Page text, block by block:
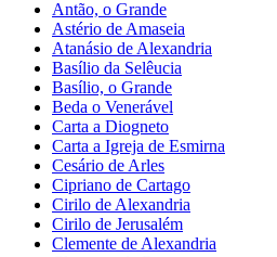
Antão, o Grande
Astério de Amaseia
Atanásio de Alexandria
Basílio da Selêucia
Basílio, o Grande
Beda o Venerável
Carta a Diogneto
Carta a Igreja de Esmirna
Cesário de Arles
Cipriano de Cartago
Cirilo de Alexandria
Cirilo de Jerusalém
Clemente de Alexandria